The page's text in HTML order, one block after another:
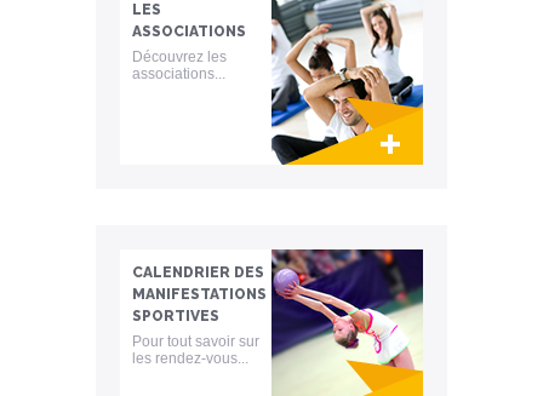
LES
ASSOCIATIONS
Découvrez les
associations...
CALENDRIER DES
MANIFESTATIONS
SPORTIVES
Pour tout savoir sur
les rendez-vous...